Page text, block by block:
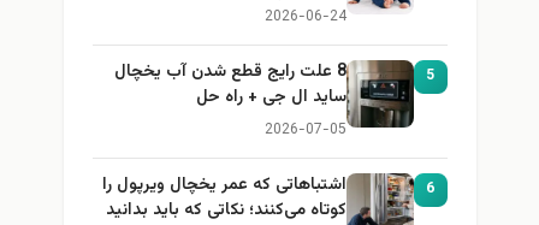
باید بداند)
2026-06-24
5
8 علت رایج قطع شدن آب یخچال
ساید ال جی + راه حل
2026-07-05
6
اشتباهاتی که عمر یخچال ویرپول را
کوتاه می‌کنند؛ نکاتی که باید بدانید